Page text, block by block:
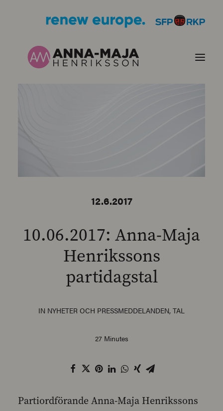
SEARCH
12.6.2017
10.06.2017: Anna-Maja
Henrikssons
partidagstal
IN NYHETER OCH PRESSMEDDELANDEN, TAL
27 Minutes
Partiordförande Anna-Maja Henrikssons